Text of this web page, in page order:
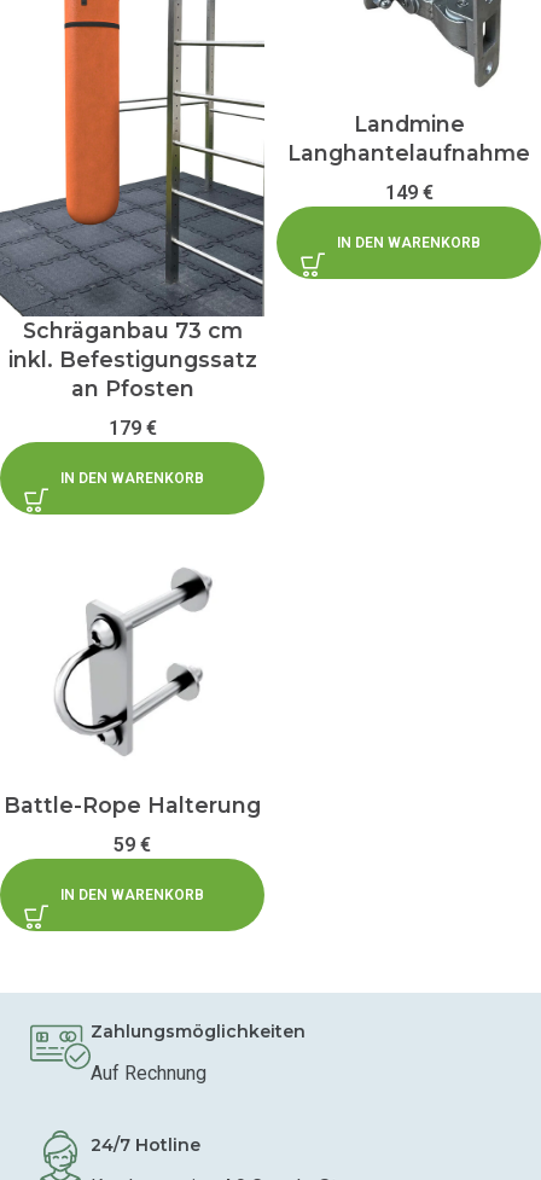
Schräganbau 73 cm
inkl. Befestigungssatz
an Pfosten
179 €
IN DEN WARENKORB
Landmine
Langhantelaufnahme
149 €
IN DEN WARENKORB
Battle-Rope Halterung
59 €
IN DEN WARENKORB
Zahlungsmöglichkeiten
Auf Rechnung
24/7 Hotline